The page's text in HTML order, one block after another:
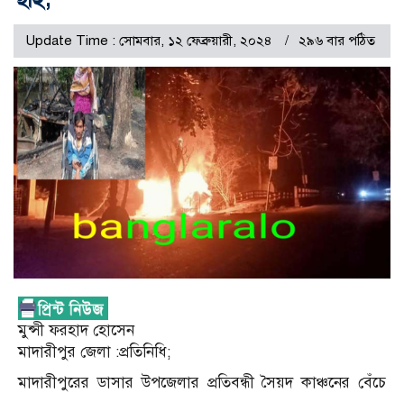
Update Time : সোমবার, ১২ ফেব্রুয়ারী, ২০২৪ ২৯৬ বার পঠিত
মুন্সী ফরহাদ হোসেন
মাদারীপুর জেলা :প্রতিনিধি;
মাদারীপুরের ডাসার উপজেলার প্রতিবন্ধী সৈয়দ কাঞ্চনের বেঁচে